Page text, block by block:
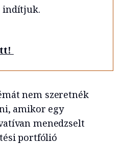
indítjuk.
nem szeretnék
amikor egy
menedzselt
portfólió